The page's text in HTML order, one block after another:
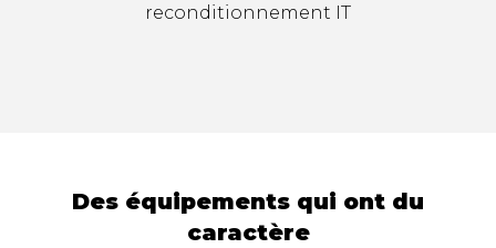
reconditionnement IT
Des équipements qui ont du
caractère